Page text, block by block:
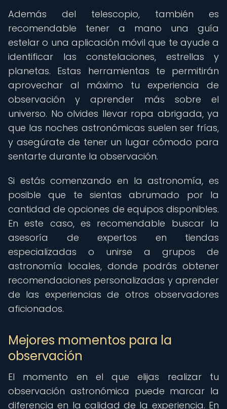
Además del telescopio, también es
recomendable tener a mano una guía
estelar o una aplicación móvil que te ayude a
identificar las constelaciones, estrellas y
planetas. Estas herramientas te permitirán
aprovechar al máximo tu experiencia de
observación y aprender más sobre el
universo. No olvides llevar ropa abrigada, ya
que las noches astronómicas suelen ser frías,
y asegúrate de tener un lugar cómodo para
sentarte durante la observación.
Si estás comenzando en la astronomía, es
posible que te sientas abrumado por la
cantidad de opciones de equipos disponibles.
En este caso, es recomendable buscar la
asesoría de expertos en tiendas
especializadas o unirse a grupos de
astronomía locales, donde podrás obtener
recomendaciones personalizadas y aprender
de las experiencias de otros observadores
aficionados.
Mejores momentos para la
observación
El momento en el que elijas realizar tu
observación astronómica puede marcar la
diferencia en la calidad de la experiencia. En